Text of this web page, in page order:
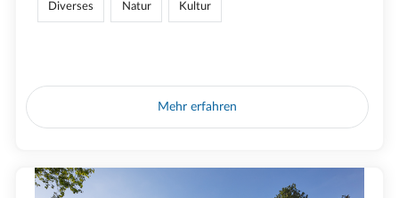
Diverses Natur Kultur
Mehr erfahren